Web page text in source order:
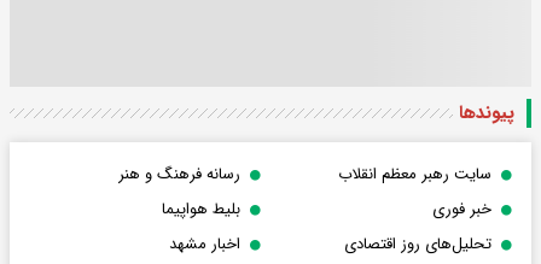
پیوندها
سایت رهبر معظم انقلاب
رسانه فرهنگ و هنر
خبر فوری
بلیط هواپیما
تحلیل‌های روز اقتصادی
اخبار مشهد